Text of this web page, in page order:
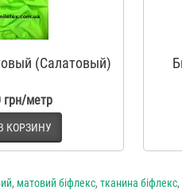
(Салатовый)
грн/метр
КОРЗИНУ
, матовий біфлекс, тканина біфлекс,